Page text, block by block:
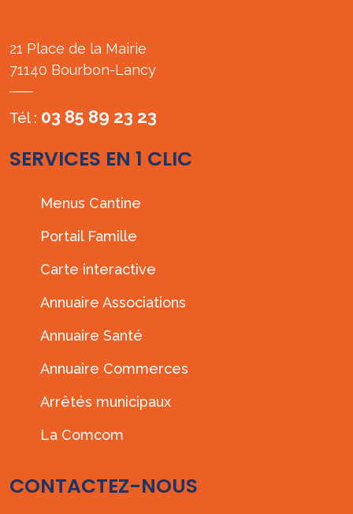
21 Place de la Mairie
71140 Bourbon-Lancy
Tél : 03 85 89 23 23
SERVICES EN 1 CLIC
Menus Cantine
Portail Famille
Carte interactive
Annuaire Associations
Annuaire Santé
Annuaire Commerces
Arrêtés municipaux
La Comcom
CONTACTEZ-NOUS